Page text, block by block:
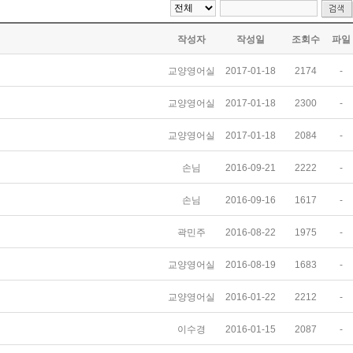
작성자 작성일 조회수 파일
교양영어실 2017-01-18 2174 -
교양영어실 2017-01-18 2300 -
교양영어실 2017-01-18 2084 -
손님 2016-09-21 2222 -
손님 2016-09-16 1617 -
곽민주 2016-08-22 1975 -
교양영어실 2016-08-19 1683 -
교양영어실 2016-01-22 2212 -
이수경 2016-01-15 2087 -